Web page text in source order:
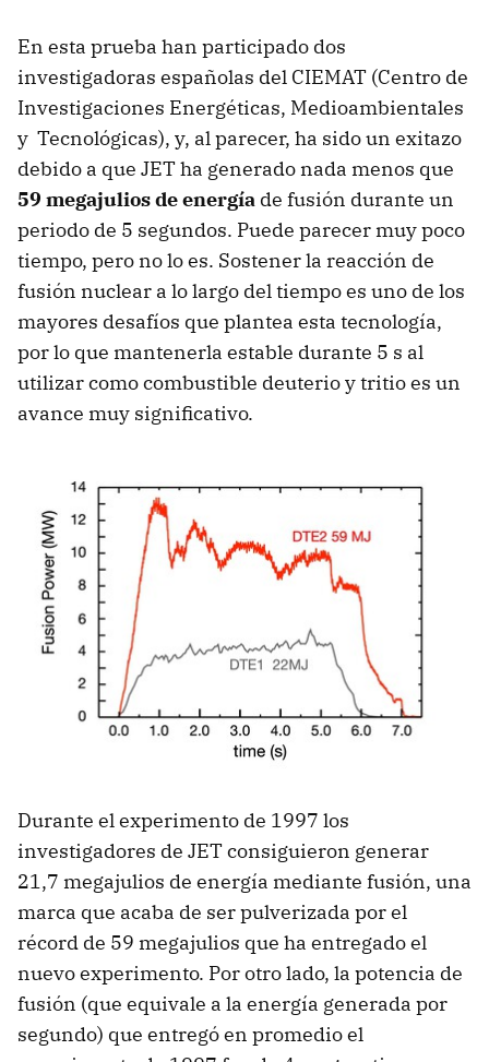
En esta prueba han participado dos
investigadoras españolas del CIEMAT (Centro de
Investigaciones Energéticas, Medioambientales
y Tecnológicas), y, al parecer, ha sido un exitazo
debido a que JET ha generado nada menos que
59 megajulios de energía de fusión durante un
periodo de 5 segundos. Puede parecer muy poco
tiempo, pero no lo es. Sostener la reacción de
fusión nuclear a lo largo del tiempo es uno de los
mayores desafíos que plantea esta tecnología,
por lo que mantenerla estable durante 5 s al
utilizar como combustible deuterio y tritio es un
avance muy significativo.
Durante el experimento de 1997 los
investigadores de JET consiguieron generar
21,7 megajulios de energía mediante fusión, una
marca que acaba de ser pulverizada por el
récord de 59 megajulios que ha entregado el
nuevo experimento. Por otro lado, la potencia de
fusión (que equivale a la energía generada por
segundo) que entregó en promedio el